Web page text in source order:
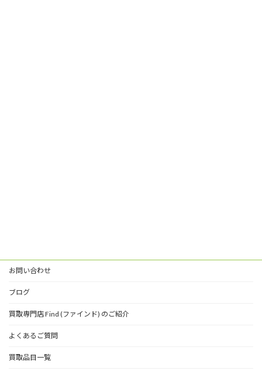
お問い合わせ
ブログ
買取専門店 Find (ファインド) のご紹介
よくあるご質問
買取品目一覧